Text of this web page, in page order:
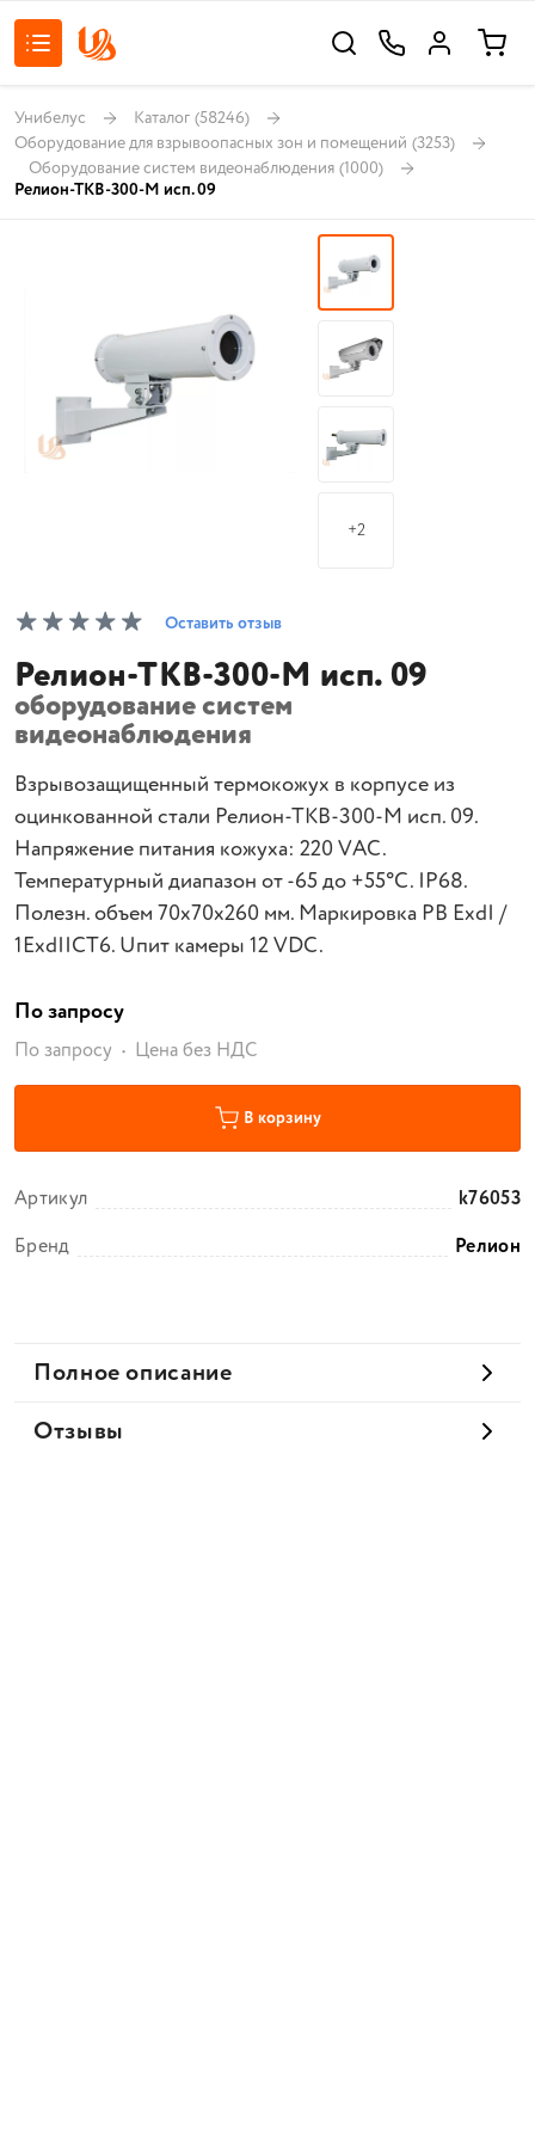
Унибелус Каталог (58246)
Оборудование для взрывоопасных зон и помещений (3253)
Оборудование систем видеонаблюдения (1000)
Релион-ТКВ-300-М исп. 09
+2
Оставить отзыв
Релион-ТКВ-300-М исп. 09
оборудование систем
видеонаблюдения
Взрывозащищенный термокожух в корпусе из
оцинкованной стали Релион-ТКВ-300-М исп. 09.
Напряжение питания кожуха: 220 VАС.
Температурный диапазон от -65 до +55°С. IP68.
Полезн. объем 70х70х260 мм. Маркировка РВ ExdI /
1ЕхdIICТ6. Uпит камеры 12 VDC.
По запросу
По запросу Цена без НДС
В корзину
Артикул
k76053
Бренд
Релион
Полное описание
Отзывы